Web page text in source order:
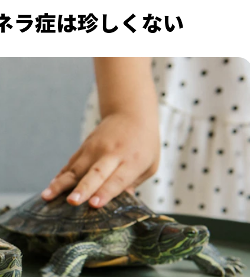
ラ症は珍しくない